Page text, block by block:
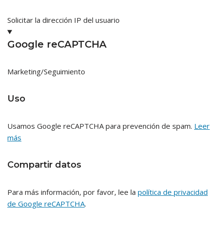
Solicitar la dirección IP del usuario
Google reCAPTCHA
Marketing/Seguimiento
Uso
Usamos Google reCAPTCHA para prevención de spam. Leer
más
Compartir datos
Para más información, por favor, lee la política de privacidad
de Google reCAPTCHA.